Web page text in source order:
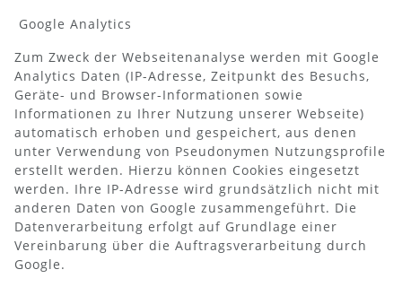
Google Analytics
Zum Zweck der Webseitenanalyse werden mit Google
Analytics Daten (IP-Adresse, Zeitpunkt des Besuchs,
Geräte- und Browser-Informationen sowie
Informationen zu Ihrer Nutzung unserer Webseite)
automatisch erhoben und gespeichert, aus denen
unter Verwendung von Pseudonymen Nutzungsprofile
erstellt werden. Hierzu können Cookies eingesetzt
werden. Ihre IP-Adresse wird grundsätzlich nicht mit
anderen Daten von Google zusammengeführt. Die
Datenverarbeitung erfolgt auf Grundlage einer
Vereinbarung über die Auftragsverarbeitung durch
Google.